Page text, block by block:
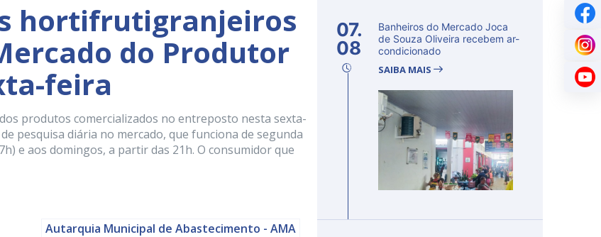
hortifrutigranjeiros
do Produtor
feira
produtos comercializados no entreposto nesta sexta-
pesquisa diária no mercado, que funciona de segunda
e aos domingos, a partir das 21h. O consumidor que
Autarquia Municipal de Abastecimento - AMA
07.
08
Banheiros do Mercado Joca
de Souza Oliveira recebem ar-
condicionado
SAIBA MAIS